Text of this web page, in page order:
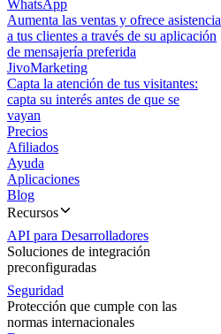
WhatsApp
Aumenta las ventas y ofrece asistencia
a tus clientes a través de su aplicación
de mensajería preferida
JivoMarketing
Capta la atención de tus visitantes:
capta su interés antes de que se
vayan
Precios
Afiliados
Ayuda
Aplicaciones
Blog
Recursos
API para Desarrolladores
Soluciones de integración
preconfiguradas
Seguridad
Protección que cumple con las
normas internacionales